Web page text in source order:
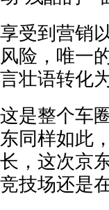
享受到营销
风险，唯一
言壮语转化
这是整个车
东同样如此
长，这次京
竞技场还是